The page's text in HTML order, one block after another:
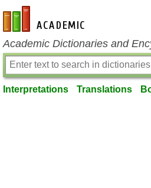
en-academic.com
Academic Dictionaries and
Interpretations Translations